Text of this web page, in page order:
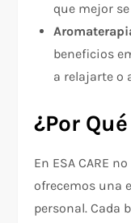
que mejor
beneficios
a relajarte o
¿Por
En ESA CARE
ofrecemos una
personal. Cada